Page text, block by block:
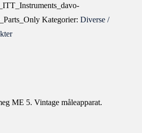
Kategorier: Diverse /
ME 5. Vintage måleapparat.